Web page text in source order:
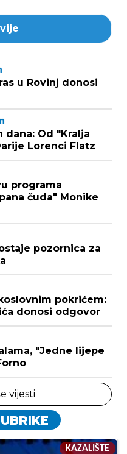
u Rovinj donosi
Od "Kralja
Lorenci Flatz
programa
čuda" Monike
pozornica za
pokrićem:
donosi odgovor
"Jedne lijepe
vijesti
KAZALIŠTE